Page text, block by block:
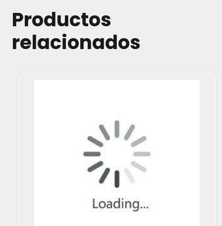
Productos
relacionados